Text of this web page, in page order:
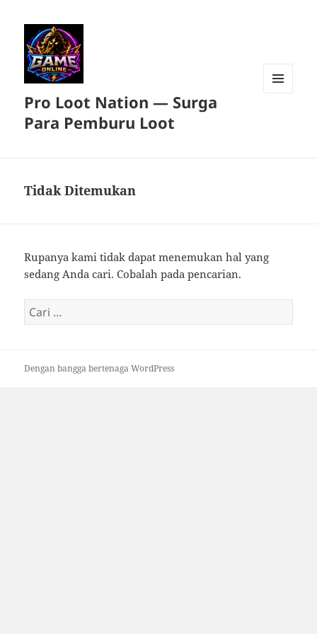
Pro Loot Nation — Surga
Para Pemburu Loot
Tidak Ditemukan
Rupanya kami tidak dapat menemukan hal yang
sedang Anda cari. Cobalah pada pencarian.
Cari
untuk:
Dengan bangga bertenaga WordPress